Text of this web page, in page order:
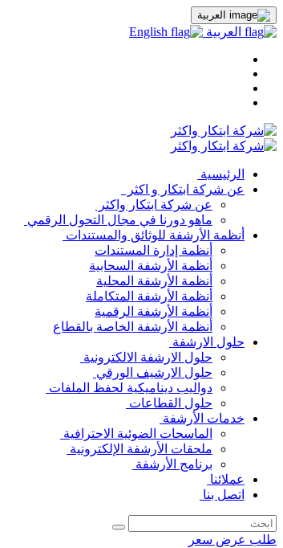
العربية
العربية English
الرئيسية
عن شركة ابتكار و اكثر
عن شركة ابتكار واكثر
ماهو دورنا في مجال التحول الرقمي
أنظمة الأرشفة للوثائق والمستندات
أنظمة إدارة المستندات
أنظمة الأرشفة السحابية
أنظمة الأرشفة المحلية
أنظمة الأرشفة المتكاملة
أنظمة الأرشفة الرقمية
أنظمة الأرشفة الخاصة بالقطاع
حلول الارشفة
حلول الارشفة الالكترونية
حلول الارشيف الورقي
دواليب ديناميكية لحفظ الملفات
حلول القطاعات
خدمات الأرشفة
الماسحات الضوئية الاحترافية
ملحقات الأرشفة الإلكترونية
برنامج الأرشفة
عملائنا
اتصل بنا
طلب عرض سعر